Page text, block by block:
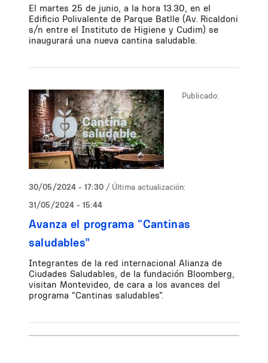
El martes 25 de junio, a la hora 13.30, en el
Edificio Polivalente de Parque Batlle (Av. Ricaldoni
s/n entre el Instituto de Higiene y Cudim) se
inaugurará una nueva cantina saludable.
Publicado:
30/05/2024 - 17:30 / Última actualización:
31/05/2024 - 15:44
Avanza el programa “Cantinas
saludables”
Integrantes de la red internacional Alianza de
Ciudades Saludables, de la fundación Bloomberg,
visitan Montevideo, de cara a los avances del
programa “Cantinas saludables”.